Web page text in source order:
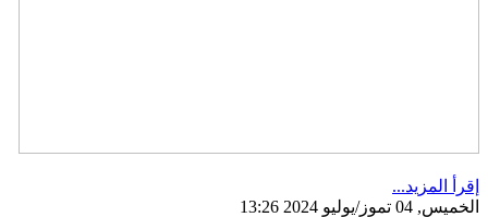
إقرأ المزيد...
الخميس, 04 تموز/يوليو 2024 13:26